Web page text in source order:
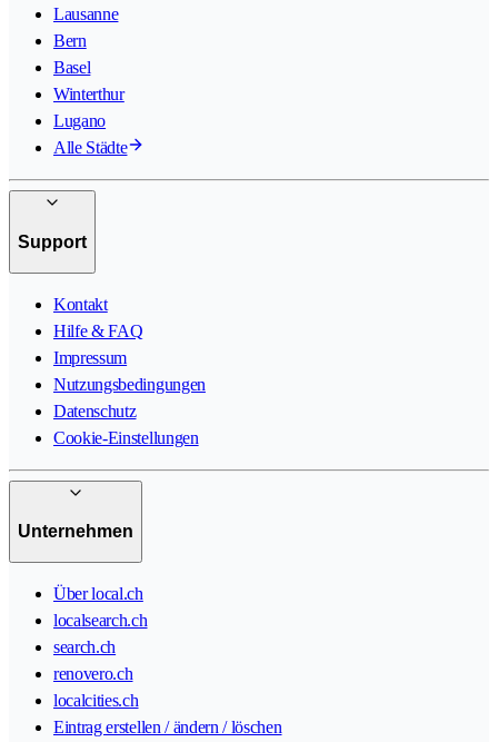
Lausanne
Bern
Basel
Winterthur
Lugano
Alle Städte
Support
Kontakt
Hilfe & FAQ
Impressum
Nutzungsbedingungen
Datenschutz
Cookie-Einstellungen
Unternehmen
Über local.ch
localsearch.ch
search.ch
renovero.ch
localcities.ch
Eintrag erstellen / ändern / löschen